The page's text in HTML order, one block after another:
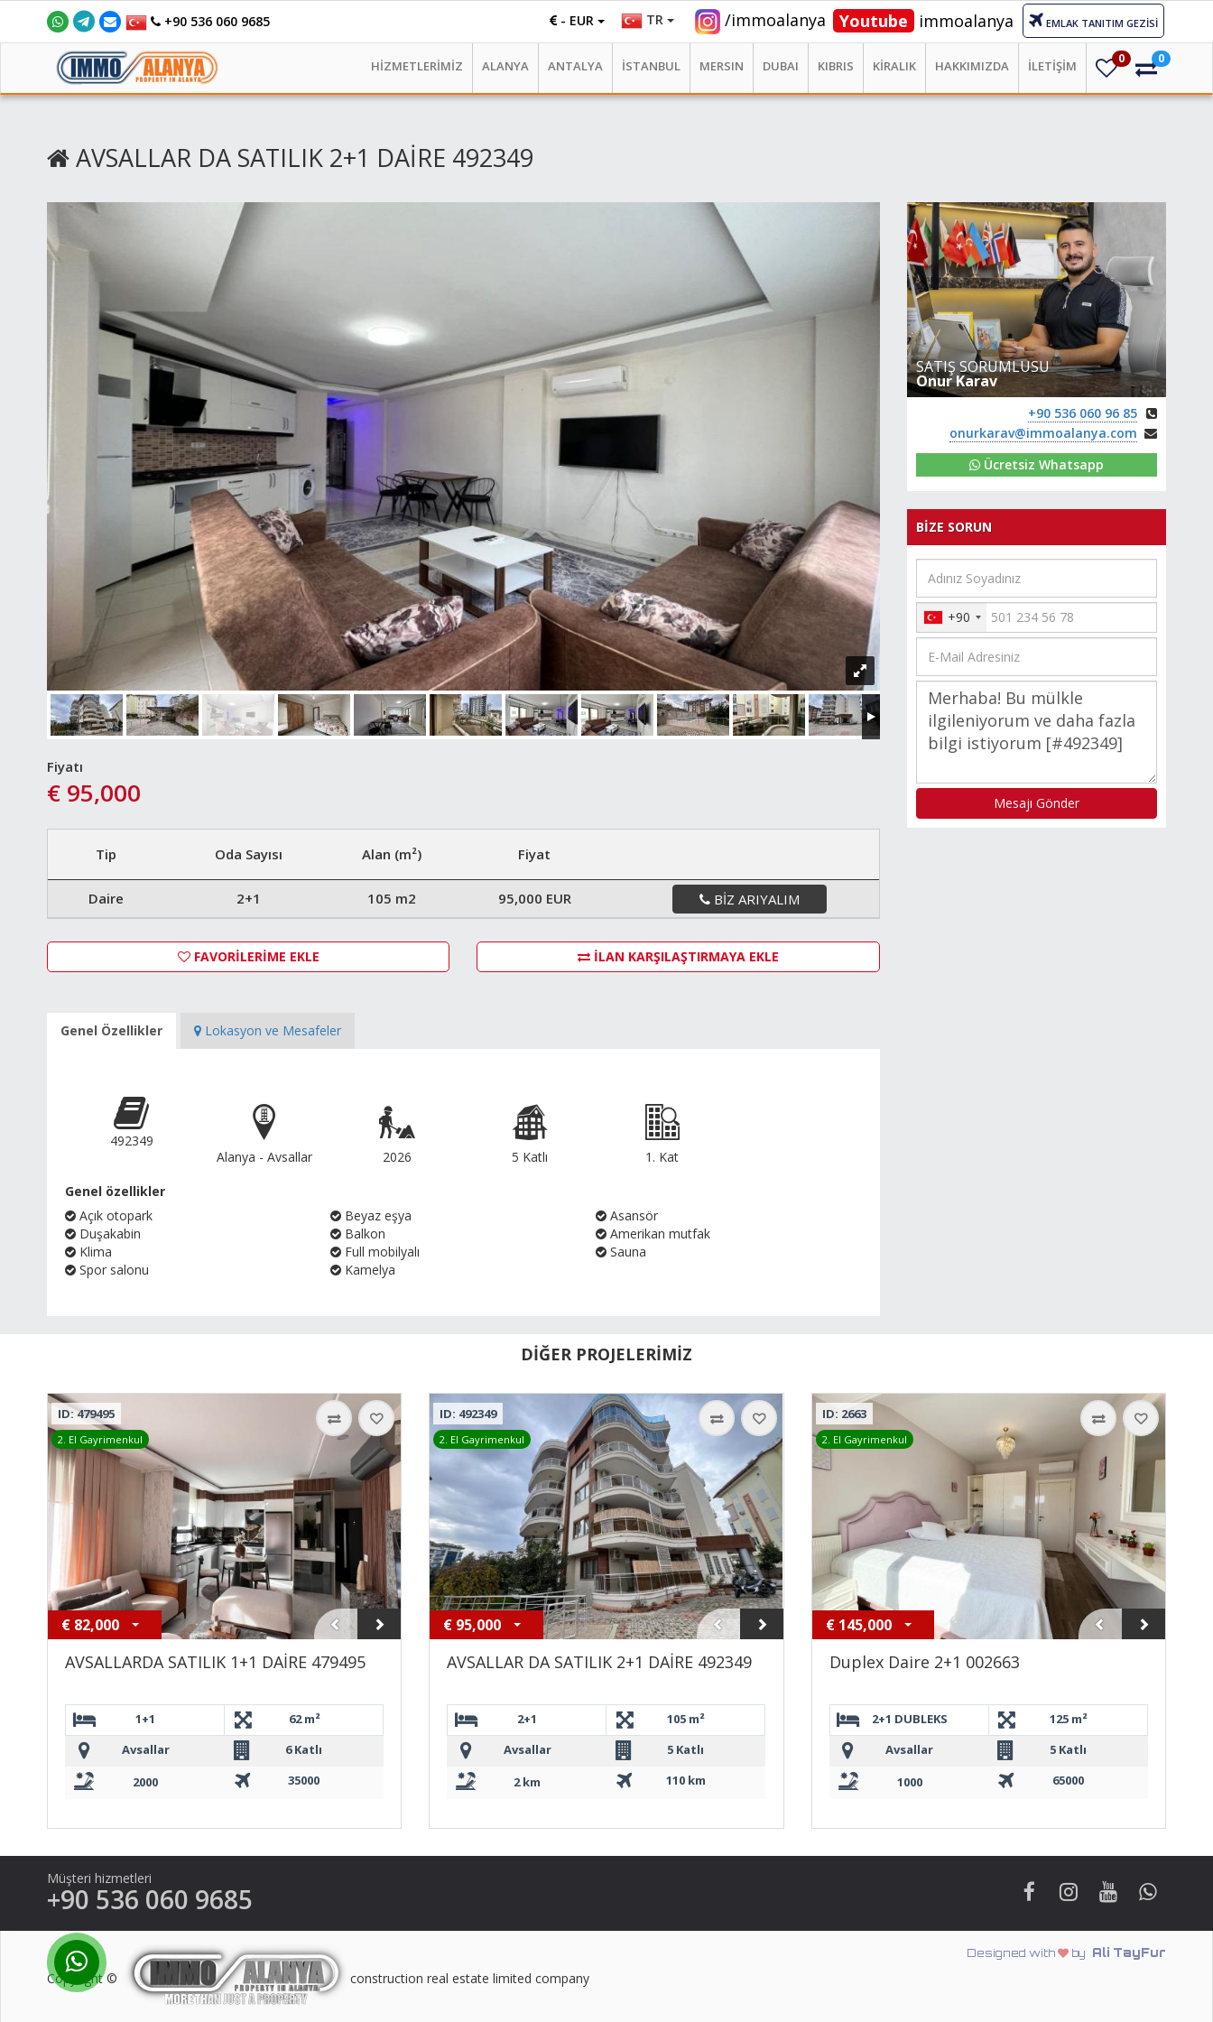
+90 536 060 9685 EMLAK TANITIM GEZİSİ
Youtube immoalanya
/immoalanya
TR
- EUR
HİZMETLERİMİZ ALANYA ANTALYA İSTANBUL MERSIN DUBAI KIBRIS KİRALIK HAKKIMIZDA İLETİŞİM 0 0
AVSALLAR DA SATILIK 2+1 DAİRE 492349
Fiyatı
€ 95,000
Tip Oda Sayısı Alan (m²) Fiyat
Daire 2+1 105 m2 95,000 EUR BIZ ARIYALIM
FAVORİLERİME EKLE İLAN KARŞILAŞTIRMAYA EKLE
Genel Özellikler Lokasyon ve Mesafeler
492349
Alanya - Avsallar
2026 5 Katlı
1. Kat
Genel özellikler
Açık otopark
Beyaz eşya
Asansör
Duşakabin
Balkon
Amerikan mutfak
Klima
Full mobilyalı
Sauna
Spor salonu
Kamelya
SATIŞ SORUMLUSU
Onur Karav
+90 536 060 96 85
onurkarav@immoalanya.com
Ücretsiz Whatsapp
BİZE SORUN
+90
Mesajı Gönder
DİĞER PROJELERİMİZ
ID: 479495
2. El Gayrimenkul
€ 82,000
AVSALLARDA SATILIK 1+1 DAİRE 479495
1+1
62 m²
Avsallar
6 Katlı
2000
35000
ID: 492349
2. El Gayrimenkul
€ 95,000
AVSALLAR DA SATILIK 2+1 DAİRE 492349
2+1
105 m²
Avsallar
5 Katlı
2 km
110 km
ID: 2663
2. El Gayrimenkul
€ 145,000
Duplex Daire 2+1 002663
2+1 DUBLEKS
125 m²
Avsallar
5 Katlı
1000
65000
Müşteri hizmetleri
+90 536 060 9685
Copyright © construction real estate limited company
Designed with by Ali TayFur